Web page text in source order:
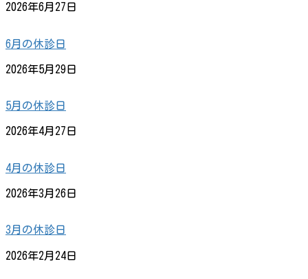
2026年6月27日
6月の休診日
2026年5月29日
5月の休診日
2026年4月27日
4月の休診日
2026年3月26日
3月の休診日
2026年2月24日